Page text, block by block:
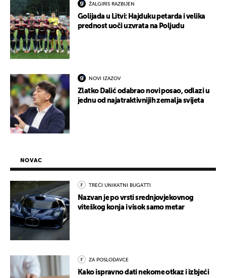
ŽALGIRIS RAZBIJEN
Golijada u Litvi: Hajduku petarda i velika
prednost uoči uzvrata na Poljudu
NOVI IZAZOV
Zlatko Dalić odabrao novi posao, odlazi u
jednu od najatraktivnijih zemalja svijeta
NOVAC
TREĆI UNIKATNI BUGATTI
Nazvan je po vrsti srednjovjekovnog
viteškog konja i visok samo metar
ZA POSLODAVCE
Kako ispravno dati nekome otkaz i izbjeći